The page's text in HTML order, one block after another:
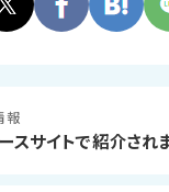
報
スサイトで紹介され